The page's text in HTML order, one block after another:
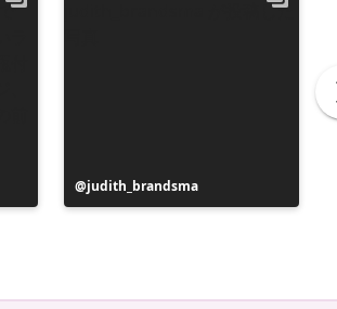
投
稿
judith_brandsma